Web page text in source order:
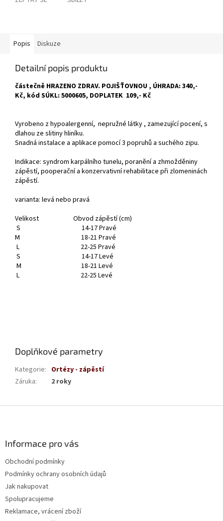
Popis Diskuze
Detailní popis produktu
částečně HRAZENO ZDRAV. POJIŠŤOVNOU , ÚHRADA: 340,-
Kč, kód SÚKL: 5000605, DOPLATEK 109,- Kč
Vyrobeno z hypoalergenní, nepružné látky , zamezující pocení, s
dlahou ze slitiny hliníku.
Snadná instalace a aplikace pomocí 3 popruhů a suchého zipu.
Indikace: syndrom karpálního tunelu, poranění a zhmožděniny
zápěstí, pooperační a konzervativní rehabilitace při zlomeninách
zápěstí.
varianta: levá nebo pravá
Velikost Obvod zápěstí (cm)
S 14-17 Pravé
M 18-21 Pravé
L 22-25 Pravé
S 14-17 Levé
M 18-21 Levé
L 22-25 Levé
Doplňkové parametry
Kategorie: Ortézy - zápěstí
Záruka: 2 roky
Informace pro vás
Obchodní podmínky
Podmínky ochrany osobních údajů
Jak nakupovat
Spolupracujeme
Reklamace, vrácení zboží